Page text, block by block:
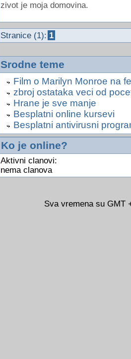
zivot je moja domovina.
Stranice (1): 1
Srodne teme
Film o Marilyn Monroe na
zbroj ostataka veci od
Hrane je sve manje
Besplatni online kursevi
Besplatni antivirusni
Ko je online?
Aktivni clanovi:
nema clanova
Sva vremena su GMT